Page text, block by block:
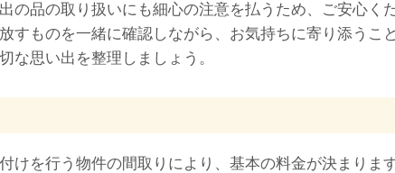
の品の取り扱いにも細心の注意を払うため、ご安心くだ
すものを一緒に確認しながら、お気持ちに寄り添うこ
な思い出を整理しましょう。
けを行う物件の間取りにより、基本の料金が決まります